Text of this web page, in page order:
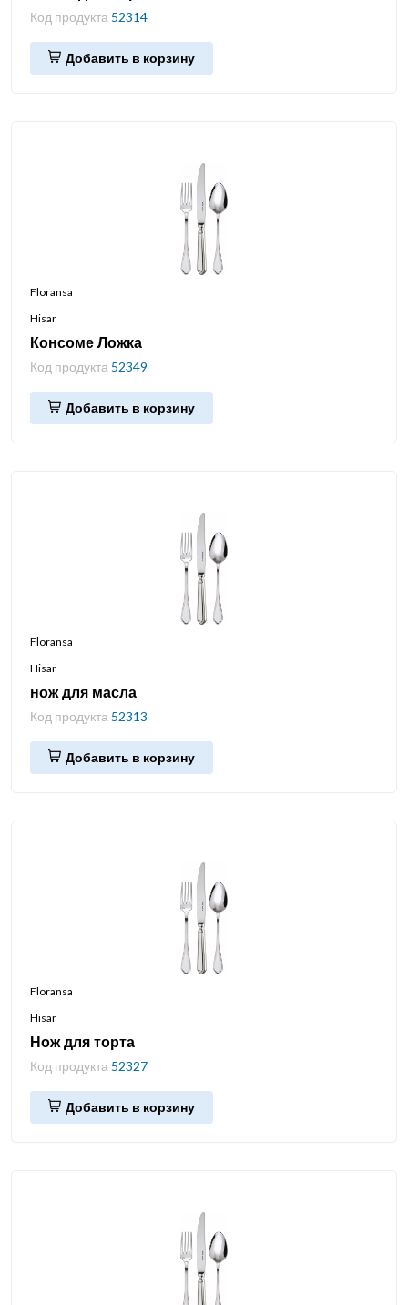
Код продукта 52314
Добавить в корзину
Floransa
Hisar
Консоме Ложка
Код продукта 52349
Добавить в корзину
Floransa
Hisar
нож для масла
Код продукта 52313
Добавить в корзину
Floransa
Hisar
Нож для торта
Код продукта 52327
Добавить в корзину